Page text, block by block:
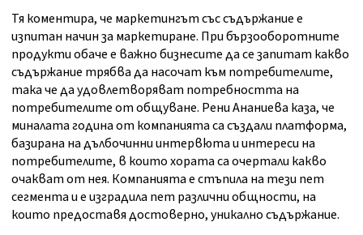
Тя коментира, че маркетингът със съдържание е
изпитан начин за маркетиране. При бързооборотните
продукти обаче е важно бизнесите да се запитат какво
съдържание трябва да насочат към потребителите,
така че да удовлетворяват потребността на
потребителите от общуване. Рени Ананиева каза, че
миналата година от компанията са създали платформа,
базирана на дълбочинни интервюта и интереси на
потребителите, в които хората са очертали какво
очакват от нея. Компанията е стъпила на тези пет
сегмента и е изградила пет различни общности, на
които предоставя достоверно, уникално съдържание.